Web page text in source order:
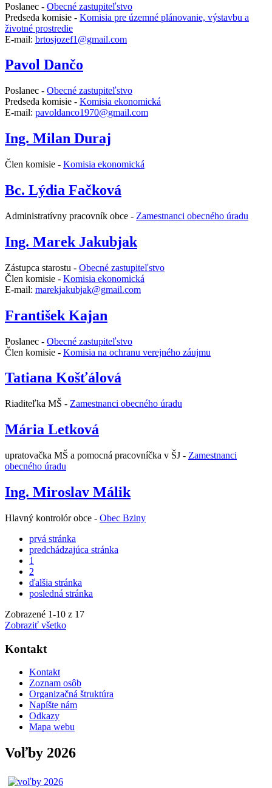
Poslanec - Obecné zastupiteľstvo
Predseda komisie - Komisia pre územné plánovanie, výstavbu a
životné prostredie
E-mail: brtosjozef1@gmail.com
Pavol Dančo
Poslanec - Obecné zastupiteľstvo
Predseda komisie - Komisia ekonomická
E-mail: pavoldanco1970@gmail.com
Ing. Milan Duraj
Člen komisie - Komisia ekonomická
Bc. Lýdia Fačková
Administratívny pracovník obce - Zamestnanci obecného úradu
Ing. Marek Jakubjak
Zástupca starostu - Obecné zastupiteľstvo
Člen komisie - Komisia ekonomická
E-mail: marekjakubjak@gmail.com
František Kajan
Poslanec - Obecné zastupiteľstvo
Člen komisie - Komisia na ochranu verejného záujmu
Tatiana Košťálová
Riaditeľka MŠ - Zamestnanci obecného úradu
Mária Letková
upratovačka MŠ a pomocná pracovníčka v ŠJ - Zamestnanci
obecného úradu
Ing. Miroslav Málik
Hlavný kontrolór obce - Obec Bziny
prvá stránka
predchádzajúca stránka
1
2
ďalšia stránka
posledná stránka
Zobrazené 1-10 z 17
Zobraziť všetko
Kontakt
Kontakt
Zoznam osôb
Organizačná štruktúra
Napíšte nám
Odkazy
Mapa webu
Voľby 2026